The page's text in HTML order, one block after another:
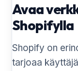
Avaa
Shopifylla
Shopify on
tarjoaa